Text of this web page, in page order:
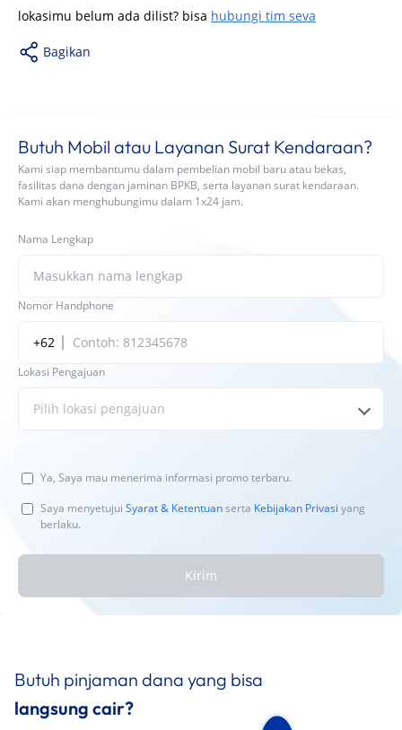
lokasimu belum ada dilist? bisa hubungi tim seva
Bagikan
Butuh Mobil atau Layanan Surat Kendaraan?
Kami siap membantumu dalam pembelian mobil baru atau bekas,
fasilitas dana dengan jaminan BPKB, serta layanan surat kendaraan.
Kami akan menghubungimu dalam 1x24 jam.
Nama Lengkap
Nomor Handphone
+62
Lokasi Pengajuan
Pilih lokasi pengajuan
Ya, Saya mau menerima informasi promo terbaru.
Saya menyetujui Syarat & Ketentuanserta Kebijakan Privasi yang
berlaku.
Kirim
Butuh pinjaman dana yang bisa
langsung cair?